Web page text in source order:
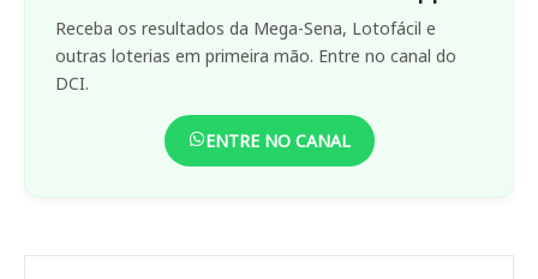
Receba os resultados da Mega-Sena, Lotofácil e
outras loterias em primeira mão. Entre no canal do
DCI.
ENTRE NO CANAL